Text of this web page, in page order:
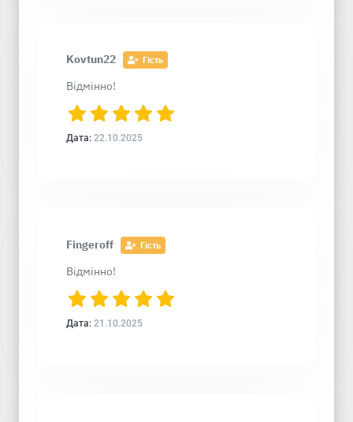
Kovtun22 Гість
Відмінно!
Дата: 22.10.2025
Fingeroff Гість
Відмінно!
Дата: 21.10.2025